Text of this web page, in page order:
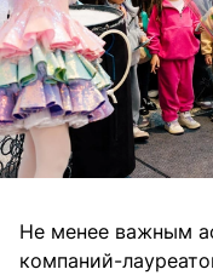
Не менее важным
компаний-